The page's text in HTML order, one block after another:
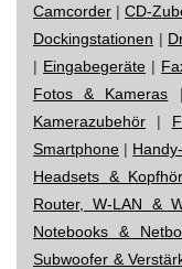
Camcorder | CD-
Dockingstationen |
| Eingabegeräte |
Fotos & Kameras
Kamerazubehör |
Smartphone |
Headsets &
Router, W-LAN &
Notebooks &
Subwoofer &